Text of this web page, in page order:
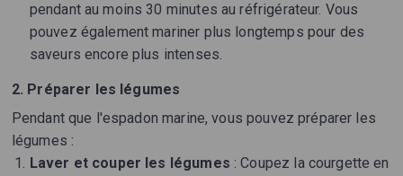
pendant au moins 30 minutes au réfrigérateur. Vous
pouvez également mariner plus longtemps pour des
saveurs encore plus intenses.
2. Préparer les légumes
Pendant que l'espadon marine, vous pouvez préparer les
légumes :
Laver et couper les légumes : Coupez la courgette en